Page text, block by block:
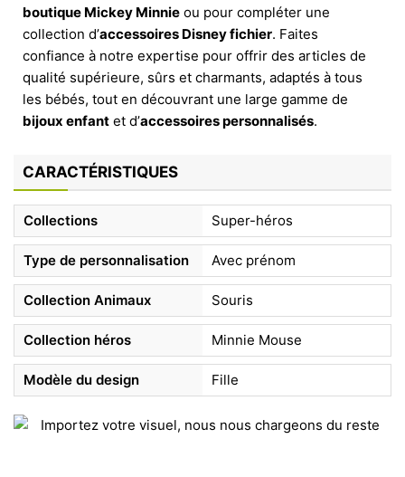
boutique Mickey Minnie ou pour compléter une
collection d’accessoires Disney fichier. Faites
confiance à notre expertise pour offrir des articles de
qualité supérieure, sûrs et charmants, adaptés à tous
les bébés, tout en découvrant une large gamme de
bijoux enfant et d’accessoires personnalisés.
CARACTÉRISTIQUES
Collections Super-héros
Type de personnalisation Avec prénom
Collection Animaux Souris
Collection héros Minnie Mouse
Modèle du design Fille